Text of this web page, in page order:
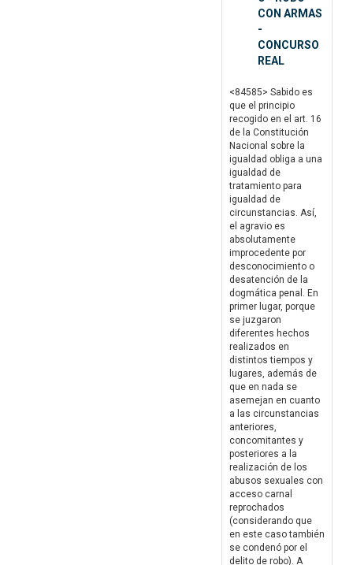
CON ARMAS
-
CONCURSO
REAL
<84585> Sabido es
que el principio
recogido en el art. 16
de la Constitución
Nacional sobre la
igualdad obliga a una
igualdad de
tratamiento para
igualdad de
circunstancias. Así,
el agravio es
absolutamente
improcedente por
desconocimiento o
desatención de la
dogmática penal. En
primer lugar, porque
se juzgaron
diferentes hechos
realizados en
distintos tiempos y
lugares, además de
que en nada se
asemejan en cuanto
a las circunstancias
anteriores,
concomitantes y
posteriores a la
realización de los
abusos sexuales con
acceso carnal
reprochados
(considerando que
en este caso también
se condenó por el
delito de robo). A